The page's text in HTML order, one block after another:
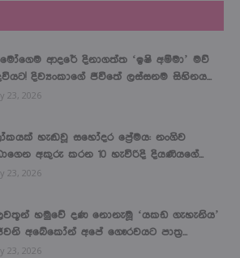
ආදරේ දිනාගත්ත ‘ඉෂි අම්මා’ මව්
දිව්‍යංකාගේ ජීවිතේ ලස්සනම සිහිනය...
23, 2026
හැඬවූ සහෝදර ප්‍රේමය: නංගිව
අකුරු කරන 10 හැවිරිදි දියණියගේ...
23, 2026
හමුවේ දණ නොනැමූ ‘යකඩ ගැහැනිය’
අබේකෝන් අපේ ගෞරවයට පාත්‍ර...
23, 2026